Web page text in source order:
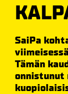
SaiPa
Tämän
onnistunut